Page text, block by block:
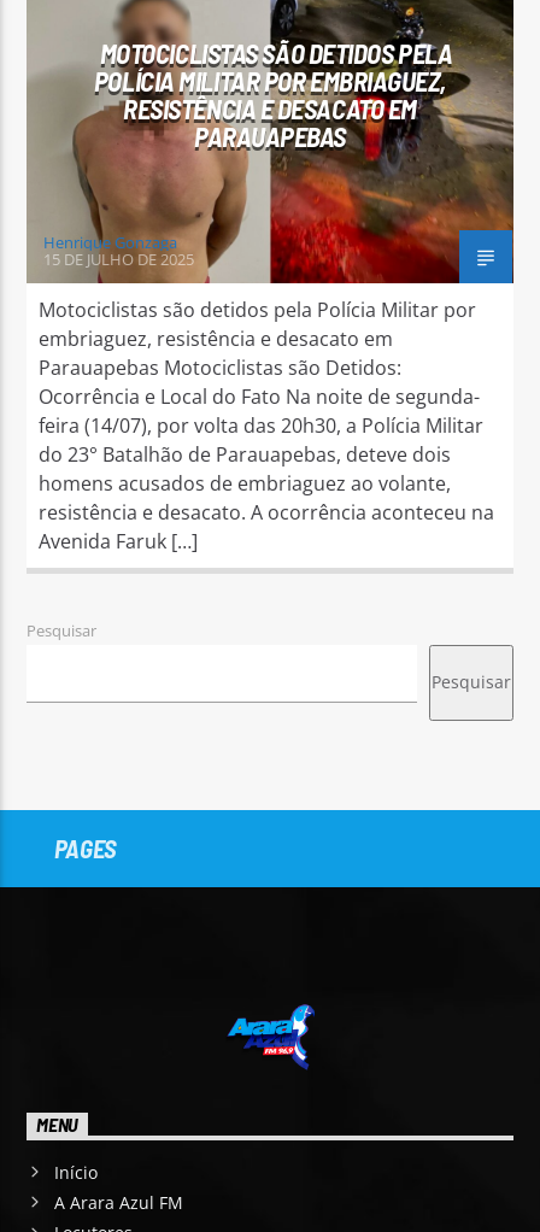
Arara Azul FM
MOTOCICLISTAS SÃO DETIDOS PELA
POLÍCIA MILITAR POR EMBRIAGUEZ,
RESISTÊNCIA E DESACATO EM
PARAUAPEBAS
Henrique Gonzaga
15 DE JULHO DE 2025
Motociclistas são detidos pela Polícia Militar por
embriaguez, resistência e desacato em
Parauapebas Motociclistas são Detidos:
Ocorrência e Local do Fato Na noite de segunda-
feira (14/07), por volta das 20h30, a Polícia Militar
do 23° Batalhão de Parauapebas, deteve dois
homens acusados de embriaguez ao volante,
resistência e desacato. A ocorrência aconteceu na
Avenida Faruk […]
Pesquisar
Pesquisar
PAGES
MENU
Início
A Arara Azul FM